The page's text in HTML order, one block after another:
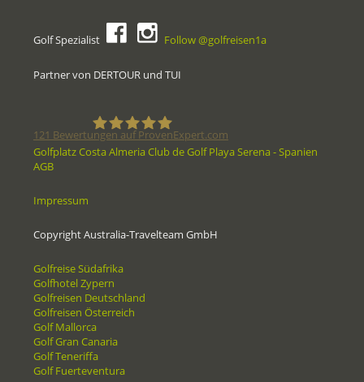
Golf Spezialist Follow @golfreisen1a
Partner von DERTOUR und TUI
121 Bewertungen auf ProvenExpert.com
Golfplatz Costa Almeria Club de Golf Playa Serena - Spanien
AGB
Impressum
Copyright Australia-Travelteam GmbH
Golfreise Südafrika
Golfhotel Zypern
Golfreisen Deutschland
Golfreisen Österreich
Golf Mallorca
Golf Gran Canaria
Golf Teneriffa
Golf Fuerteventura